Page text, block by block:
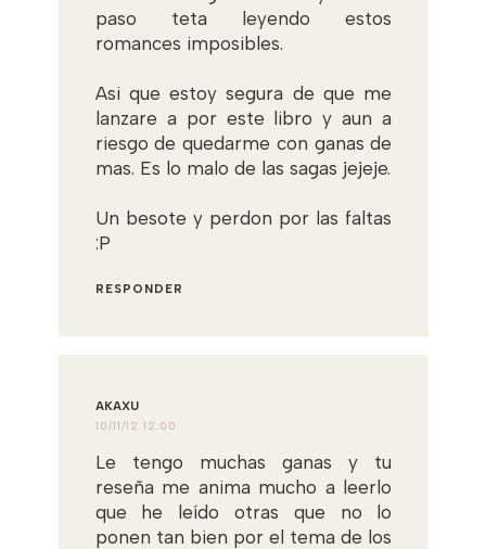
paso teta leyendo estos
romances imposibles.
Asi que estoy segura de que me
lanzare a por este libro y aun a
riesgo de quedarme con ganas de
mas. Es lo malo de las sagas jejeje.
Un besote y perdon por las faltas
:P
RESPONDER
AKAXU
10/11/12 12:00
Le tengo muchas ganas y tu
reseña me anima mucho a leerlo
que he leído otras que no lo
ponen tan bien por el tema de los